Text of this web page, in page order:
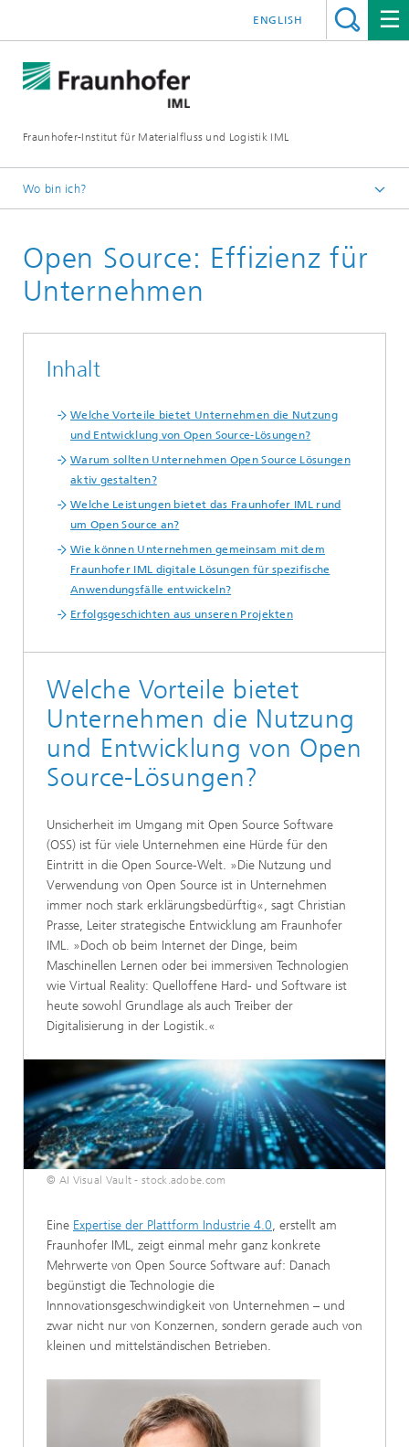
Fraunhofer-Institut für Materialfluss und Logistik IML
ENGLISH
Wo bin ich?
Themen
Open Source
Open Source: Effizienz für
Unternehmen
Inhalt
Welche Vorteile bietet Unternehmen die Nutzung
und Entwicklung von Open Source-Lösungen?
Warum sollten Unternehmen Open Source Lösungen
aktiv gestalten?
Welche Leistungen bietet das Fraunhofer IML rund
um Open Source an?
Wie können Unternehmen gemeinsam mit dem
Fraunhofer IML digitale Lösungen für spezifische
Anwendungsfälle entwickeln?
Erfolgsgeschichten aus unseren Projekten
Welche Vorteile bietet
Unternehmen die Nutzung
und Entwicklung von Open
Source-Lösungen?
Unsicherheit im Umgang mit Open Source Software
(OSS) ist für viele Unternehmen eine Hürde für den
Eintritt in die Open Source-Welt. »Die Nutzung und
Verwendung von Open Source ist in Unternehmen
immer noch stark erklärungsbedürftig«, sagt Christian
Prasse, Leiter strategische Entwicklung am Fraunhofer
IML. »Doch ob beim Internet der Dinge, beim
Maschinellen Lernen oder bei immersiven Technologien
wie Virtual Reality: Quelloffene Hard- und Software ist
heute sowohl Grundlage als auch Treiber der
Digitalisierung in der Logistik.«
© AI Visual Vault - stock.adobe.com
Eine Expertise der Plattform Industrie 4.0, erstellt am
Fraunhofer IML, zeigt einmal mehr ganz konkrete
Mehrwerte von Open Source Software auf: Danach
begünstigt die Technologie die
Innnovationsgeschwindigkeit von Unternehmen – und
zwar nicht nur von Konzernen, sondern gerade auch von
kleinen und mittelständischen Betrieben.